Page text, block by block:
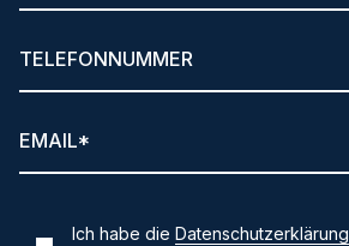
Ich habe dieDatenschutzerklärung